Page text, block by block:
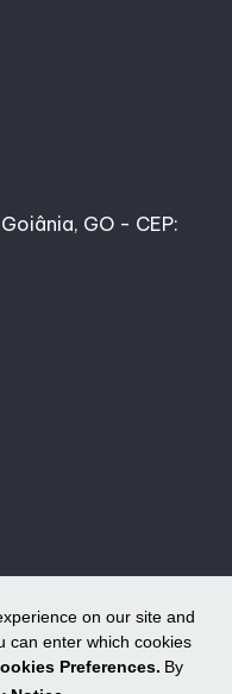
on our site and
can enter which cookies
Preferences. By
GO - CEP: